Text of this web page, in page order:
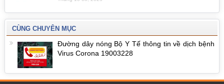
CÙNG CHUYÊN MỤC
Đường dây nóng Bộ Y Tế thông tin về dịch bệnh
Virus Corona 19003228